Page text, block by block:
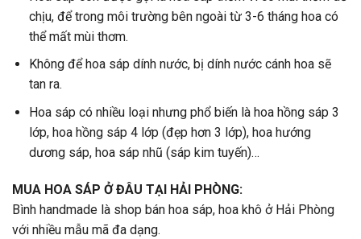
chịu, để trong môi trường bên ngoài từ 3-6 tháng hoa có
thể mất mùi thơm.
Không để hoa sáp dính nước, bị dính nước cánh hoa sẽ
tan ra.
Hoa sáp có nhiều loại nhưng phổ biến là hoa hồng sáp 3
lớp, hoa hồng sáp 4 lớp (đẹp hơn 3 lớp), hoa hướng
dương sáp, hoa sáp nhũ (sáp kim tuyến)…
MUA HOA SÁP Ở ĐÂU TẠI HẢI PHÒNG:
Bình handmade là shop bán hoa sáp, hoa khô ở Hải Phòng
với nhiều mẫu mã đa dạng.